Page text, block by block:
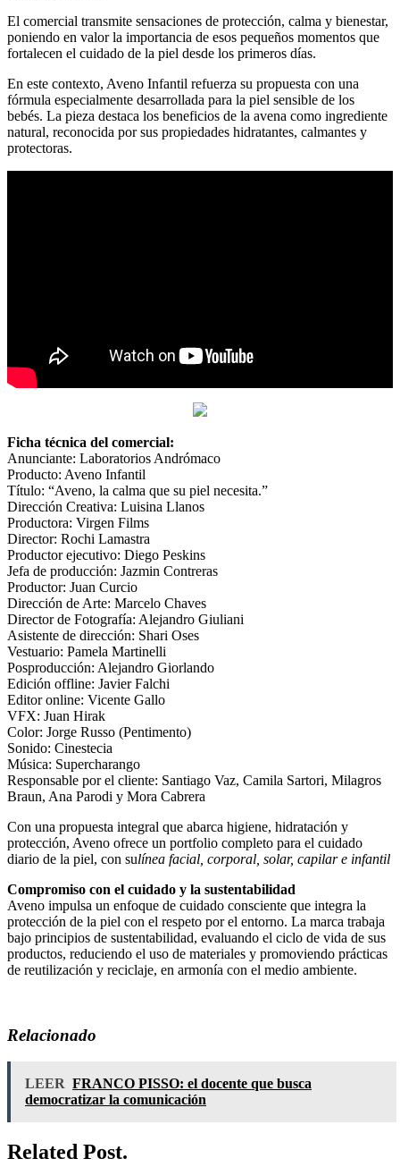
El comercial transmite sensaciones de protección, calma y bienestar,
poniendo en valor la importancia de esos pequeños momentos que
fortalecen el cuidado de la piel desde los primeros días.
En este contexto, Aveno Infantil refuerza su propuesta con una
fórmula especialmente desarrollada para la piel sensible de los
bebés. La pieza destaca los beneficios de la avena como ingrediente
natural, reconocida por sus propiedades hidratantes, calmantes y
protectoras.
Ficha técnica del comercial:
Anunciante: Laboratorios Andrómaco
Producto: Aveno Infantil
Título: “Aveno, la calma que su piel necesita.”
Dirección Creativa: Luisina Llanos
Productora: Virgen Films
Director: Rochi Lamastra
Productor ejecutivo: Diego Peskins
Jefa de producción: Jazmin Contreras
Productor: Juan Curcio
Dirección de Arte: Marcelo Chaves
Director de Fotografía: Alejandro Giuliani
Asistente de dirección: Shari Oses
Vestuario: Pamela Martinelli
Posproducción: Alejandro Giorlando
Edición offline: Javier Falchi
Editor online: Vicente Gallo
VFX: Juan Hirak
Color: Jorge Russo (Pentimento)
Sonido: Cinestecia
Música: Supercharango
Responsable por el cliente: Santiago Vaz, Camila Sartori, Milagros
Braun, Ana Parodi y Mora Cabrera
Con una propuesta integral que abarca higiene, hidratación y
protección, Aveno ofrece un portfolio completo para el cuidado
diario de la piel, con sulínea facial, corporal, solar, capilar e infantil
Compromiso con el cuidado y la sustentabilidad
Aveno impulsa un enfoque de cuidado consciente que integra la
protección de la piel con el respeto por el entorno. La marca trabaja
bajo principios de sustentabilidad, evaluando el ciclo de vida de sus
productos, reduciendo el uso de materiales y promoviendo prácticas
de reutilización y reciclaje, en armonía con el medio ambiente.
Relacionado
LEER FRANCO PISSO: el docente que busca
democratizar la comunicación
Related Post.